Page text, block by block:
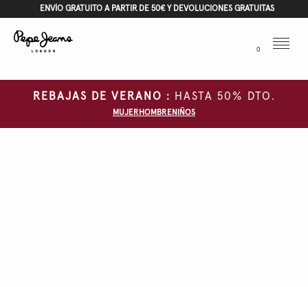
ENVÍO GRATUITO A PARTIR DE 50€ Y DEVOLUCIONES GRATUITAS
0
Menu
REBAJAS DE VERANO : HASTA 50% DTO.
MUJER HOMBRENIÑOS